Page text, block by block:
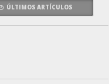
ÚLTIMOS ARTÍCULOS